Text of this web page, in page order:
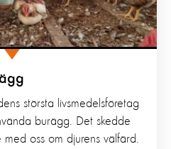
största livsmedelsföretag
burägg. Det skedde
oss om djurens välfärd.